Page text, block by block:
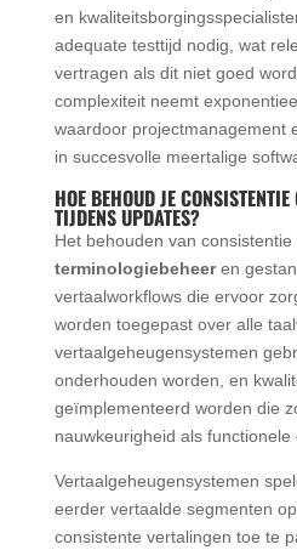
en
adequate testtijd nodig, wat
vertragen als dit niet goed
complexiteit neemt
waardoor projectmanagement
in succesvolle meertalige
HOE BEHOUD JE
TIJDENS UPDATES?
Het behouden van consistentie
terminologiebeheeren
vertaalworkflows die ervoor
worden toegepast over alle
vertaalgeheugensystemen
onderhouden worden, en
geïmplementeerd worden die
nauwkeurigheid als functionele
Vertaalgeheugensystemen
eerder vertaalde segmenten
consistente vertalingen toe te